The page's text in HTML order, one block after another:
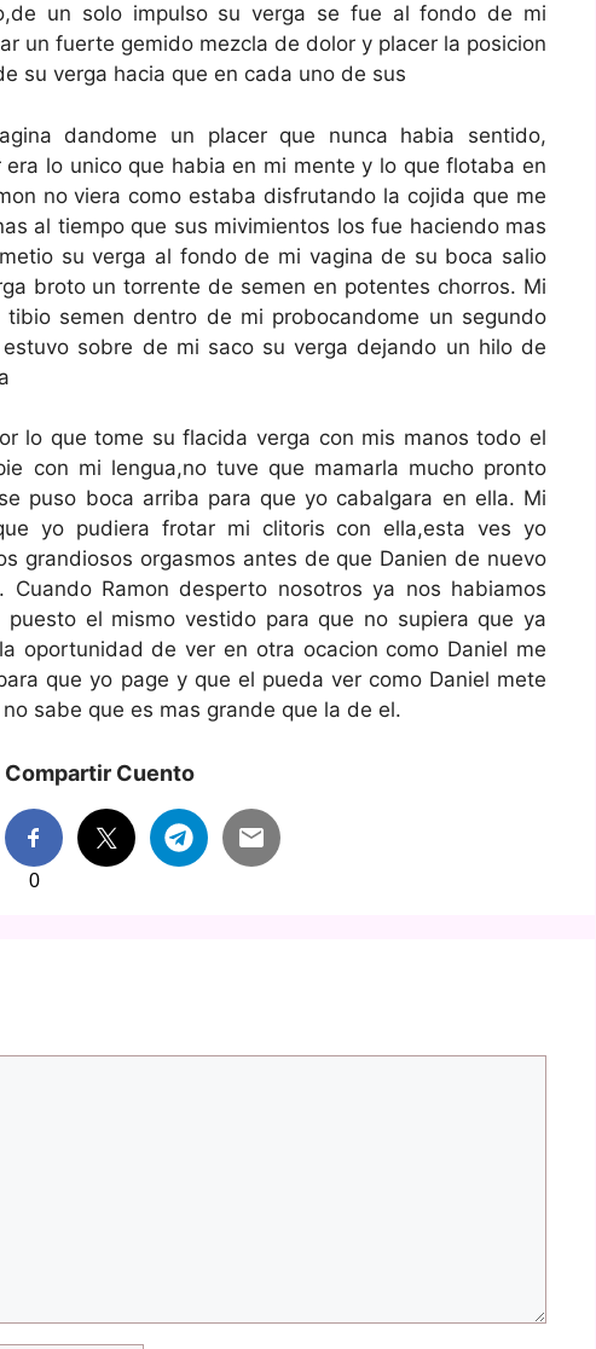
un solo impulso su verga se fue al fondo de mi
un fuerte gemido mezcla de dolor y placer la posicion
su verga hacia que en cada uno de sus
dandome un placer que nunca habia sentido,
lo unico que habia en mi mente y lo que flotaba en
no viera como estaba disfrutando la cojida que me
al tiempo que sus mivimientos los fue haciendo mas
su verga al fondo de mi vagina de su boca salio
broto un torrente de semen en potentes chorros. Mi
semen dentro de mi probocandome un segundo
sobre de mi saco su verga dejando un hilo de
lo que tome su flacida verga con mis manos todo el
con mi lengua,no tuve que mamarla mucho pronto
puso boca arriba para que yo cabalgara en ella. Mi
yo pudiera frotar mi clitoris con ella,esta ves yo
grandiosos orgasmos antes de que Danien de nuevo
Ramon desperto nosotros ya nos habiamos
el mismo vestido para que no supiera que ya
oportunidad de ver en otra ocacion como Daniel me
que yo page y que el pueda ver como Daniel mete
sabe que es mas grande que la de el.
Compartir Cuento
0